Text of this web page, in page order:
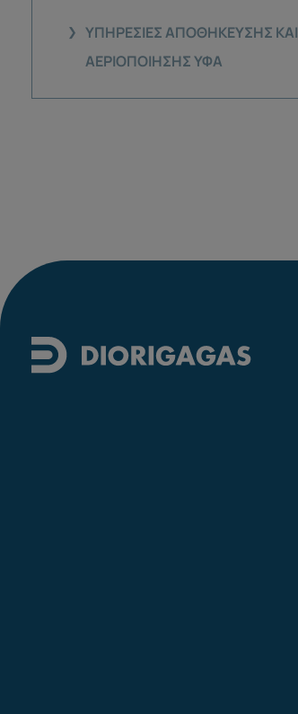
ΥΠΗΡΕΣΊΕΣ ΑΠΟΘΉΚΕΥΣΗΣ ΚΑΙ
ΑΕΡΙΟΠΟΊΗΣΗΣ ΥΦΑ